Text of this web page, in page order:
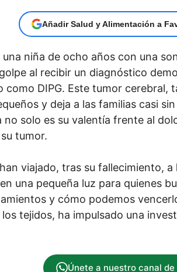
Añadir Salud y Alimentación a
una niña de ocho años con una
al recibir un diagnóstico
como DIPG. Este tumor cerebral,
y deja a las familias casi
no solo es su valentía frente al
tumor.
viajado, tras su fallecimiento,
una pequeña luz para quienes
y cómo podemos
tejidos, ha impulsado una
Únete a nuestro canal